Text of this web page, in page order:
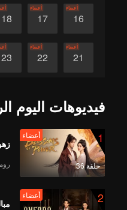
16
أعضاء
17
أعضاء
18
21
أعضاء
22
أعضاء
23
فيديوهات اليوم
1
حلقة 36
أعضاء
2 أعضاء